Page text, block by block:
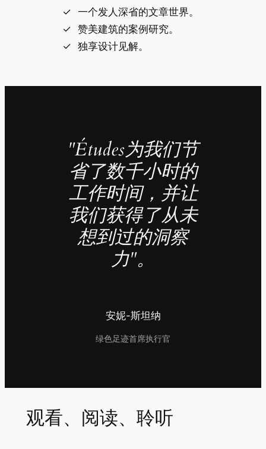
一个发人深省的文章世界。
赞美建筑的案例研究。
独享设计见解。
"Études为我们节
省了数千小时的
工作时间，并让
我们获得了从未
想到过的洞察
力"。
安妮-斯坦纳
绿色足迹首席执行官
观看、阅读、聆听